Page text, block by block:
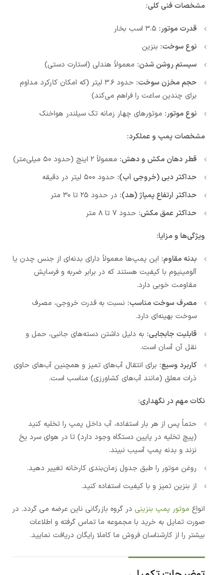
مشخصات فنی کلی:
قدرت موتور:
نوع سوخت: بنزین
سیستم روشن شدن: معمولاً هندلی (استارت دستی)
حجم مخزن سوخت:
حدود ۳.۶ لیتر (که امکان کارکرد مداوم
برای چندین ساعت را فراهم می‌کند)
نوع موتور: موتورهای چهار زمانه تک سیلندر هواخنک
مشخصات پمپ و عملکرد:
قطر دهان مکش و دهش: معمولاً ۲ اینچ (حدود ۵۰ میلی‌متر)
حداکثر دبی (خروجی آب): حدود ۵۰۰ لیتر در دقیقه
حداکثر ارتفاع پمپاژ (هد): در حدود ۲۵ تا ۳۰ متر
حداکثر عمق مکش: حدود ۷ تا ۸ متر
ویژگی‌ها و مزایا:
بدنه مقاوم: این پمپ‌ها معمولاً دارای بدنه‌ای از جنس چدن یا
آلومینیوم با کیفیت هستند که در برابر ضربه و فرسایش
مقاومت خوبی دارد.
مصرف سوخت مناسب: نسبت به قدرت خروجی، مصرف
سوخت بهینه‌ای دارد.
قابلیت جابجایی: به دلیل داشتن دسته‌های جانبی، حمل و
نقل آن آسان است.
کاربرد وسیع: برای انتقال آب‌های تمیز و همچنین آب‌های حاوی
ذرات معلق (مانند آب‌های کشاورزی) مناسب است.
نکات مهم در نگهداری:
حتماً پس از هر بار استفاده، آب داخل پمپ را تخلیه کنید
(پیچ تخلیه در پایین دستگاه وجود دارد) تا در هوای سرد یخ
نزند و بدنه پمپ آسیب نبیند.
روغن موتور را طبق جدول زمان‌بندی کارخانه تغییر دهید.
از بنزین تمیز و با کیفیت استفاده کنید.
انواع موتور پمپ بنزینی در گروه بازرگانی ناین عرضه می گردد. در
صورت تمایل به خرید با مجموعه ما تماس گرفته و اطلاعات
بیشتر را از کارشناسان فروش ما کاملا رایگان دریافت نمایید.